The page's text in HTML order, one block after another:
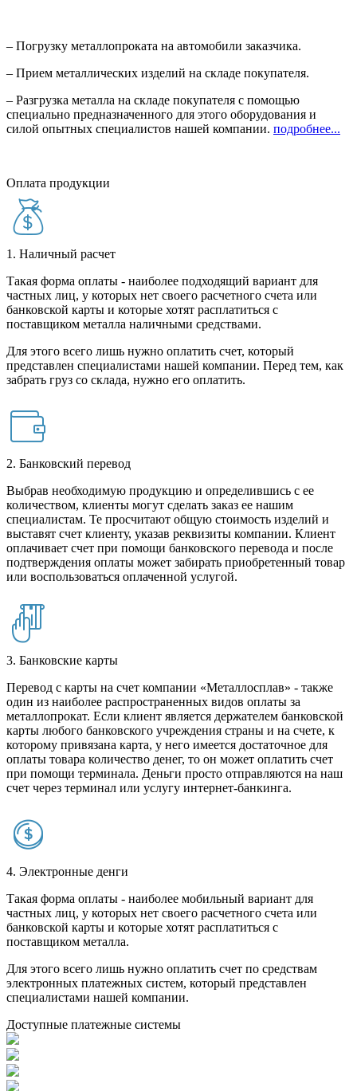
– Погрузку металлопроката на автомобили заказчика.
– Прием металлических изделий на складе покупателя.
– Разгрузка металла на складе покупателя с помощью
специально предназначенного для этого оборудования и
силой опытных специалистов нашей компании. подробнее...
Оплата продукции
1. Наличный расчет
Такая форма оплаты - наиболее подходящий вариант для
частных лиц, у которых нет своего расчетного счета или
банковской карты и которые хотят расплатиться с
поставщиком металла наличными средствами.
Для этого всего лишь нужно оплатить счет, который
представлен специалистами нашей компании. Перед тем, как
забрать груз со склада, нужно его оплатить.
2. Банковский перевод
Выбрав необходимую продукцию и определившись с ее
количеством, клиенты могут сделать заказ ее нашим
специалистам. Те просчитают общую стоимость изделий и
выставят счет клиенту, указав реквизиты компании. Клиент
оплачивает счет при помощи банковского перевода и после
подтверждения оплаты может забирать приобретенный товар
или воспользоваться оплаченной услугой.
3. Банковские карты
Перевод с карты на счет компании «Металлосплав» - также
один из наиболее распространенных видов оплаты за
металлопрокат. Если клиент является держателем банковской
карты любого банковского учреждения страны и на счете, к
которому привязана карта, у него имеется достаточное для
оплаты товара количество денег, то он может оплатить счет
при помощи терминала. Деньги просто отправляются на наш
счет через терминал или услугу интернет-банкинга.
4. Электронные денги
Такая форма оплаты - наиболее мобильный вариант для
частных лиц, у которых нет своего расчетного счета или
банковской карты и которые хотят расплатиться с
поставщиком металла.
Для этого всего лишь нужно оплатить счет по средствам
электронных платежных систем, который представлен
специалистами нашей компании.
Доступные платежные системы